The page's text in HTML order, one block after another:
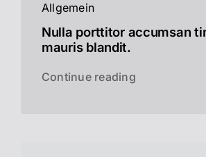
Allgemein
Nulla porttitor accumsan
mauris blandit.
Continue reading